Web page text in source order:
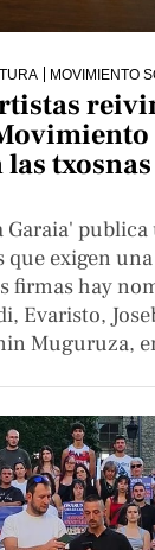
MOVIMIENTO
txosnas
publica
que exigen
firmas hay
Evaristo,
Muguruza,